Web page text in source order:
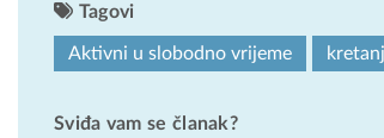
Tagovi
Aktivni u slobodno vrijeme
Sviđa vam se članak?